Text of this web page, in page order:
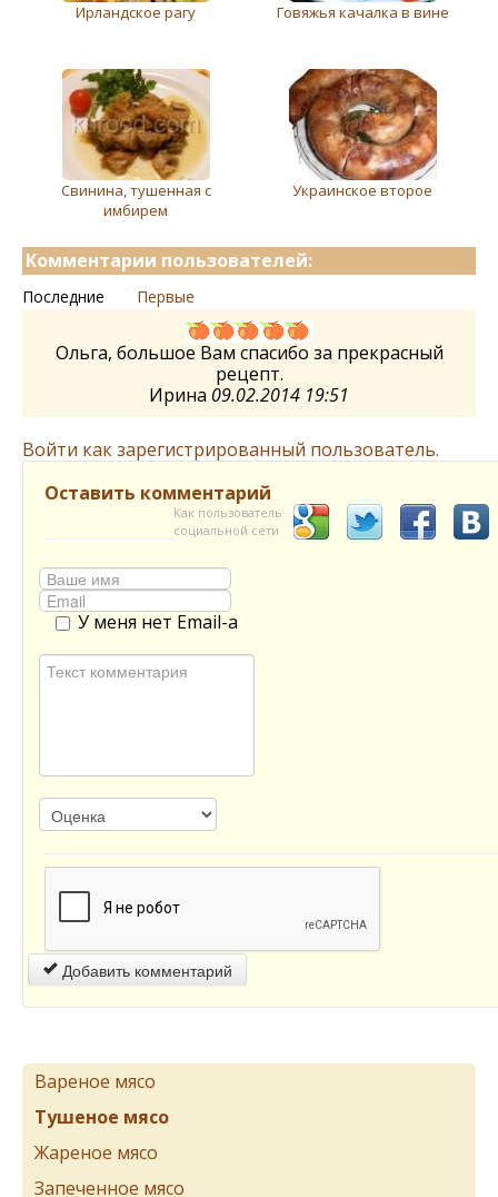
Ирландское рагу Говяжья качалка в вине
Свинина, тушенная с
имбирем
Украинское второе
Комментарии пользователей:
Последние Первые
Ольга, большое Вам спасибо за прекрасный
рецепт.
Ирина 09.02.2014 19:51
Войти как зарегистрированный пользователь.
Оставить комментарий
Как пользователь
социальной сети
У меня нет Email-а
Добавить комментарий
Вареное мясо
Тушеное мясо
Жареное мясо
Запеченное мясо